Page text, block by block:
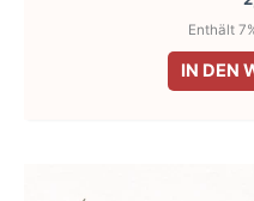
Enthält
IN DEN